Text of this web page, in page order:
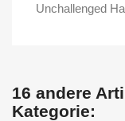
Unchallenged
16 andere
Kategorie: